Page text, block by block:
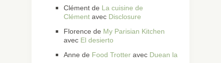
Clément de La cuisine de
Clément avec Disclosure
Florence de My Parisian Kitchen
avec El desierto
Anne de Food Trotter avec Duean la